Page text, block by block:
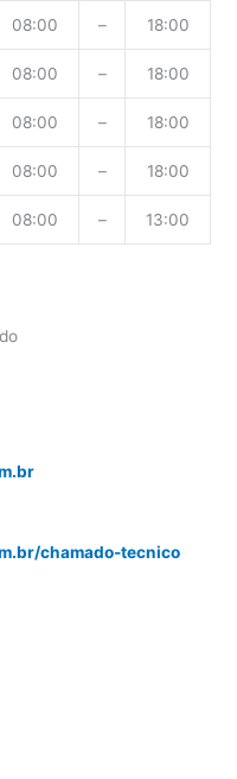
08:00 – 18:00
08:00 – 18:00
08:00 – 18:00
08:00 – 18:00
08:00 – 13:00
chamado-tecnico